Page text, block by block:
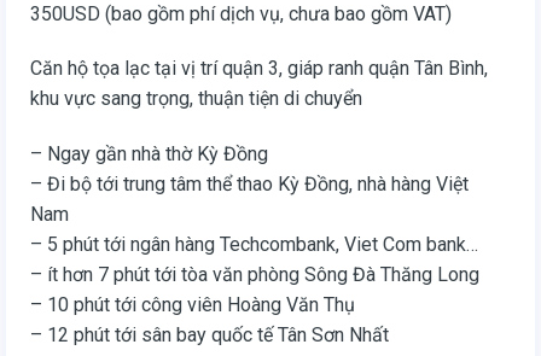
350USD (bao gồm phí dịch vụ, chưa bao gồm VAT)
Căn hộ tọa lạc tại vị trí quận 3, giáp ranh quận Tân Bình,
khu vực sang trọng, thuận tiện di chuyển
– Ngay gần nhà thờ Kỳ Đồng
– Đi bộ tới trung tâm thể thao Kỳ Đồng, nhà hàng Việt
Nam
– 5 phút tới ngân hàng Techcombank, Viet Com bank…
– ít hơn 7 phút tới tòa văn phòng Sông Đà Thăng Long
– 10 phút tới công viên Hoàng Văn Thụ
– 12 phút tới sân bay quốc tế Tân Sơn Nhất